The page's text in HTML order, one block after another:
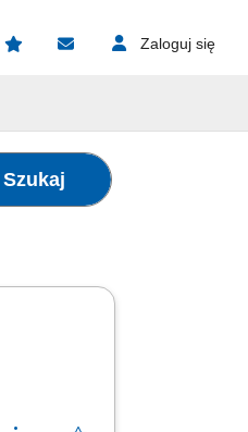
Zaloguj się
Szukaj